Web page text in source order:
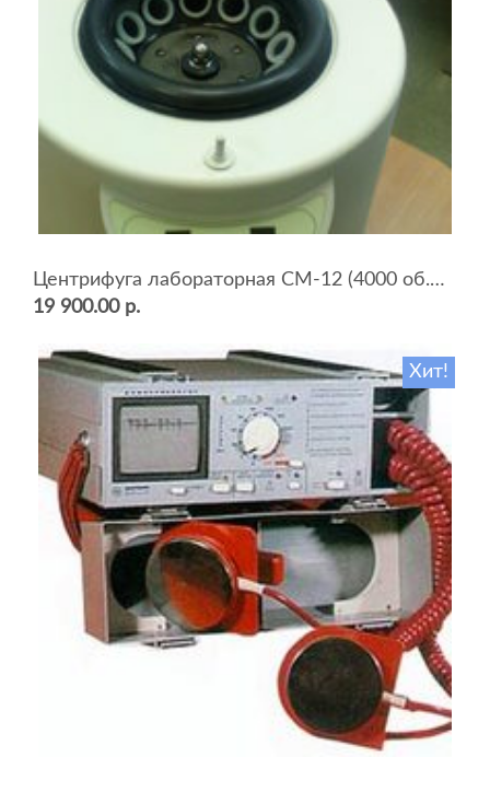
Центрифуга лабораторная СМ-12 (4000 об.мин, 12 пробирок)
19 900.00 р.
Хит!